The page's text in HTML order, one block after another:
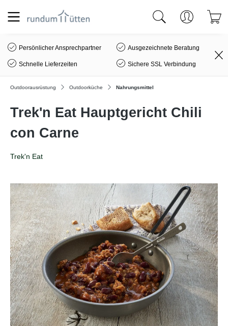
springen
Persönlicher Ansprechpartner Ausgezeichnete Beratung
Schnelle Lieferzeiten Sichere SSL Verbindung
Outdoorausrüstung Outdoorküche Nahrungsmittel
Trek'n Eat Hauptgericht Chili
con Carne
Trek'n Eat